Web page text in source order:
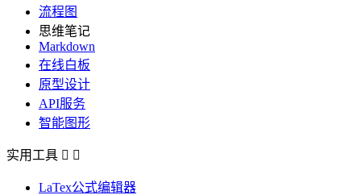
流程图
思维笔记
Markdown
在线白板
原型设计
API服务
智能图形
实用工具  
LaTex公式编辑器